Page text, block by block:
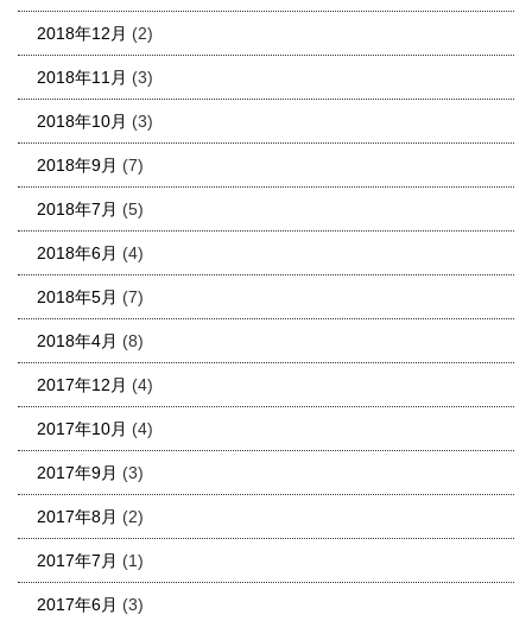
2018年12月 (2)
2018年11月 (3)
2018年10月 (3)
2018年9月 (7)
2018年7月 (5)
2018年6月 (4)
2018年5月 (7)
2018年4月 (8)
2017年12月 (4)
2017年10月 (4)
2017年9月 (3)
2017年8月 (2)
2017年7月 (1)
2017年6月 (3)